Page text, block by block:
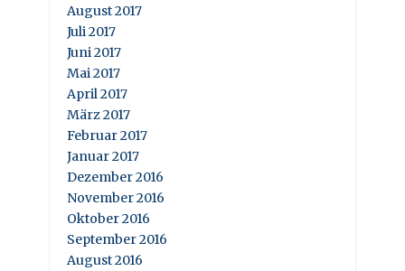
August 2017
Juli 2017
Juni 2017
Mai 2017
April 2017
März 2017
Februar 2017
Januar 2017
Dezember 2016
November 2016
Oktober 2016
September 2016
August 2016